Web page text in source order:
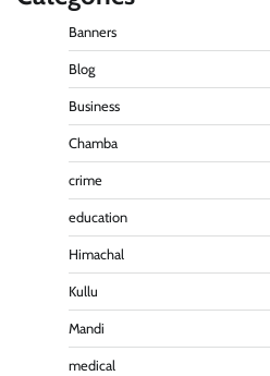
Banners
Blog
Business
Chamba
crime
education
Himachal
Kullu
Mandi
medical